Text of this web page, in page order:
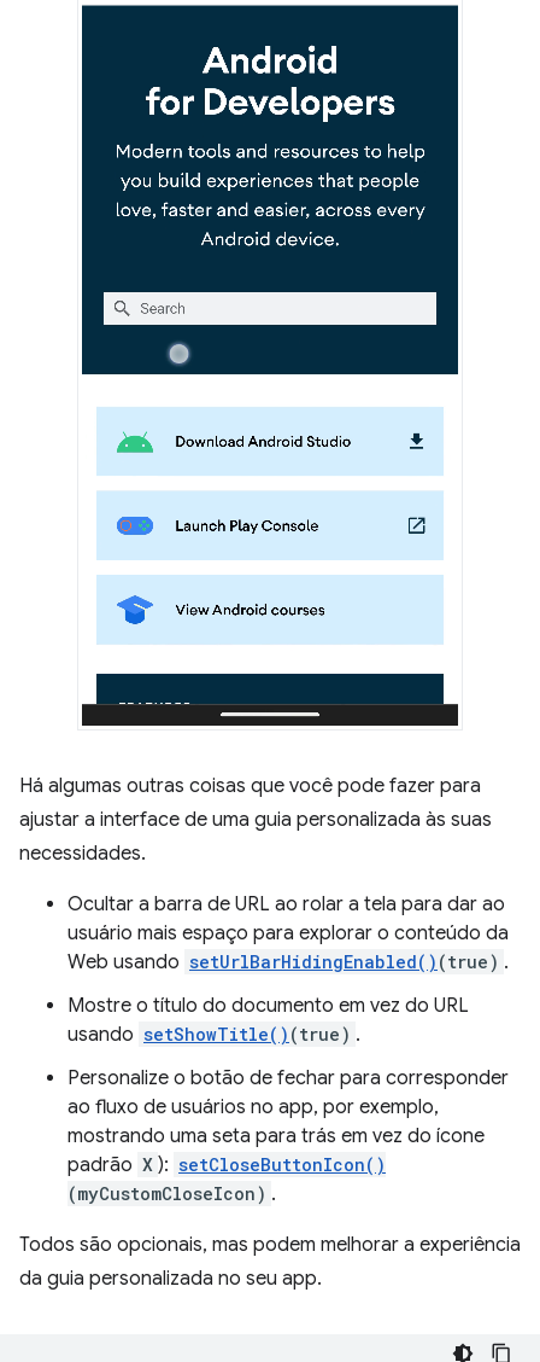
Há algumas outras coisas que você pode fazer para
ajustar a interface de uma guia personalizada às suas
necessidades.
Ocultar a barra de URL ao rolar a tela para dar ao
usuário mais espaço para explorar o conteúdo da
Web usando setUrlBarHidingEnabled() (true) .
Mostre o título do documento em vez do URL
usando setShowTitle() (true) .
Personalize o botão de fechar para corresponder
ao fluxo de usuários no app, por exemplo,
mostrando uma seta para trás em vez do ícone
padrão X ): setCloseButtonIcon()
(myCustomCloseIcon) .
Todos são opcionais, mas podem melhorar a experiência
da guia personalizada no seu app.